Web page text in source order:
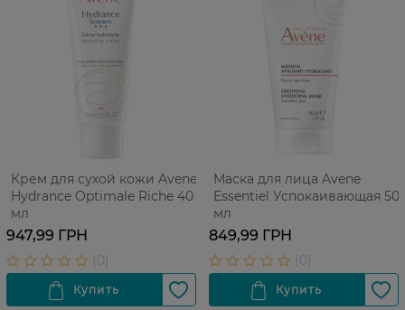
Крем для сухой кожи Avene
Hydrance Optimale Riche 40
мл
947,99 ГРН
Маска для лица Avene
Essentiel Успокаивающая 50
мл
849,99 ГРН